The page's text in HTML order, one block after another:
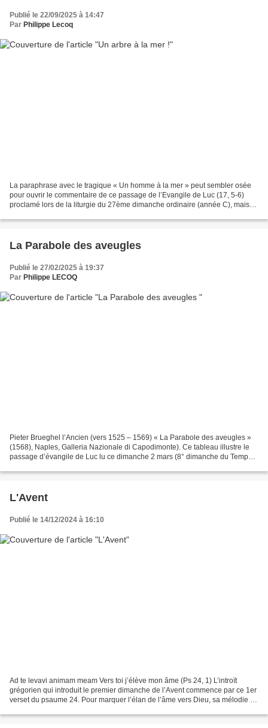
Publié le 22/09/2025 à 14:47
Par Philippe Lecoq
La paraphrase avec le tragique « Un homme à la mer » peut sembler osée
pour ouvrir le commentaire de ce passage de l’Evangile de Luc (17, 5-6)
proclamé lors de la liturgie du 27ème dimanche ordinaire (année C), mais
La Parabole des aveugles
Publié le 27/02/2025 à 19:37
Par Philippe LECOQ
Pieter Brueghel l’Ancien (vers 1525 – 1569) « La Parabole des aveugles »
(1568), Naples, Galleria Nazionale di Capodimonte). Ce tableau illustre le
passage d’évangile de Luc lu ce dimanche 2 mars (8° dimanche du Temps
L'Avent
Publié le 14/12/2024 à 16:10
Ad te levavi animam meam Vers toi j’élève mon âme (Ps 24, 1) L’introït
grégorien qui introduit le premier dimanche de l’Avent commence par ce 1er
verset du psaume 24. Pour marquer l’élan de l’âme vers Dieu, sa mélodie va